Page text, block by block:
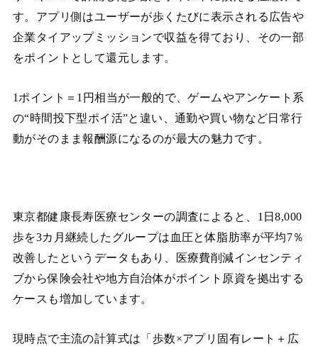
す。アプリ側はユーザーが歩くたびに表示される広告や
企業タイアップミッションで収益を得ており、その一部
をポイントとして還元します。
1ポイント＝1円相当が一般的で、ゲームやアンケート系
の“時間投下型ポイ活”と違い、通勤や買い物など日常行
動がそのまま報酬源になるのが最大の魅力です。
東京都健康長寿医療センターの調査によると、1日8,000
歩を3カ月継続したグループは血圧と体脂肪率が平均7％
改善したというデータもあり、医療費削減インセンティ
ブから保険会社や地方自治体がポイント原資を拠出する
ケースも増加しています。
現時点で主流の計算式は「歩数×アプリ固有レート＋広